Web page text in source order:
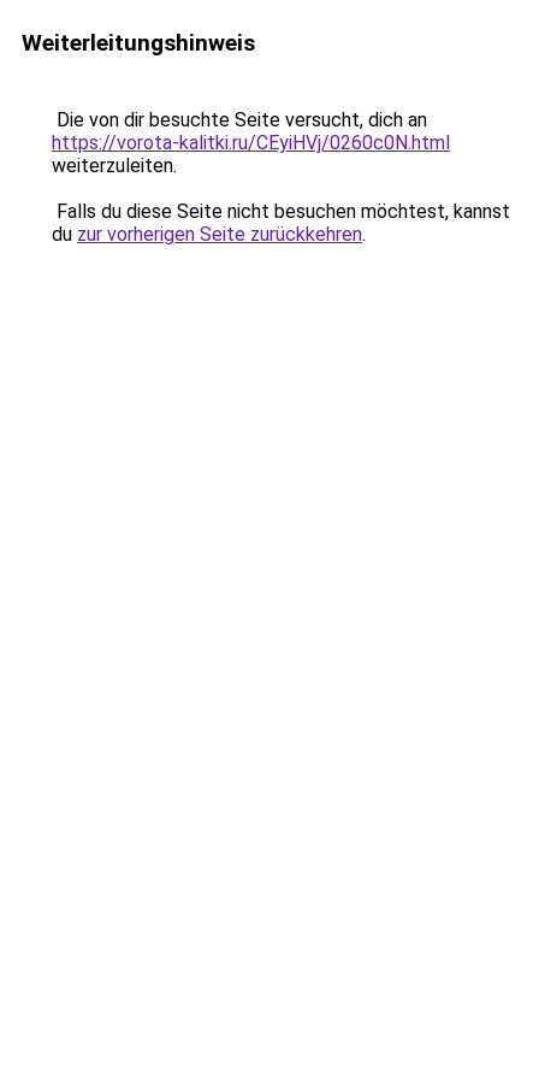
Weiterleitungshinweis
Die von dir besuchte Seite versucht, dich an
https://vorota-kalitki.ru/CEyiHVj/0260c0N.html
weiterzuleiten.
Falls du diese Seite nicht besuchen möchtest, kannst
du zur vorherigen Seite zurückkehren.